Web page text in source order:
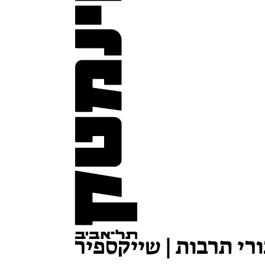
תרבות | שייקספיר